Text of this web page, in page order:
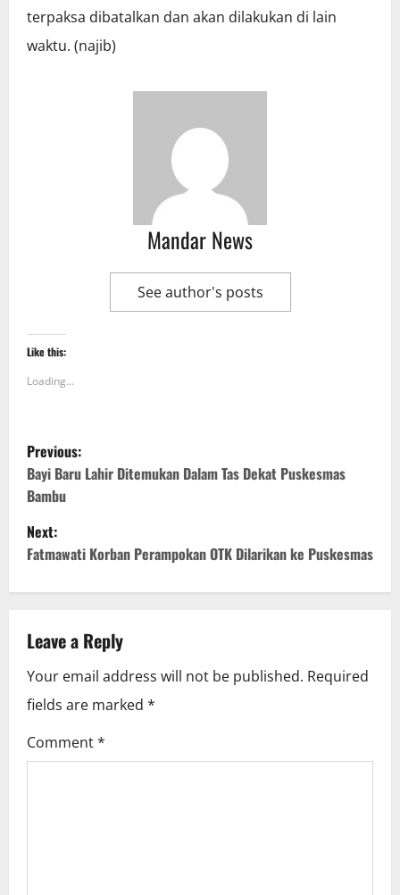
terpaksa dibatalkan dan akan dilakukan di lain
waktu. (najib)
Mandar News
See author's posts
Like this:
Loading...
P
o
s
t
n
a
v
i
g
Previous:
Bayi Baru Lahir Ditemukan Dalam Tas Dekat Puskesmas
Bambu
Next:
Fatmawati Korban Perampokan OTK Dilarikan ke Puskesmas
Leave a Reply
Your email address will not be published. Required
fields are marked *
Comment*